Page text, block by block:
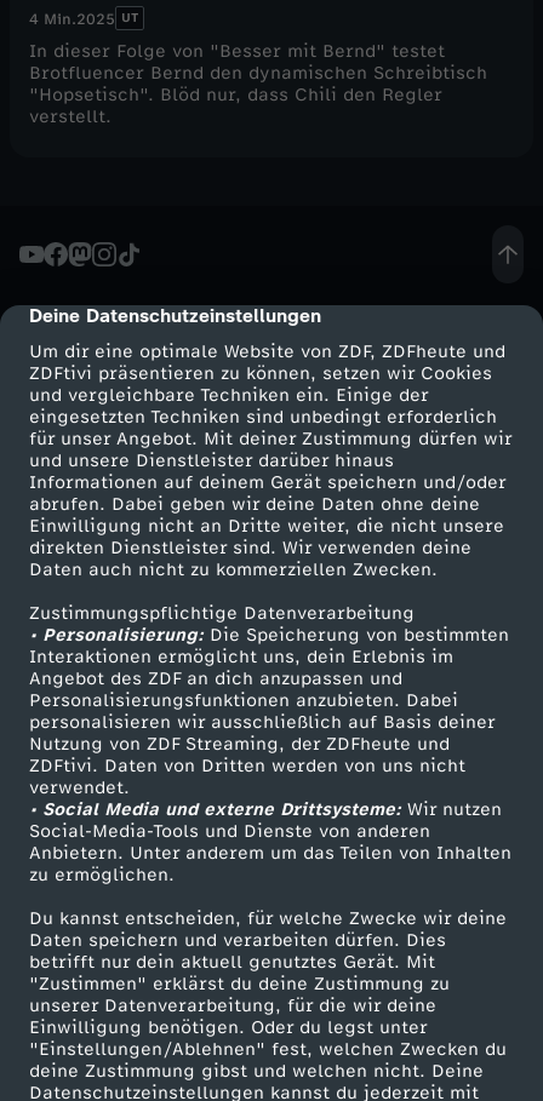
cmp-dialog-description
Deine Datenschutzeinstellungen
Um dir eine optimale Website von ZDF, ZDFheute und
ZDFtivi präsentieren zu können, setzen wir Cookies
und vergleichbare Techniken ein. Einige der
eingesetzten Techniken sind unbedingt erforderlich
für unser Angebot. Mit deiner Zustimmung dürfen wir
und unsere Dienstleister darüber hinaus
Informationen auf deinem Gerät speichern und/oder
abrufen. Dabei geben wir deine Daten ohne deine
Einwilligung nicht an Dritte weiter, die nicht unsere
direkten Dienstleister sind. Wir verwenden deine
Daten auch nicht zu kommerziellen Zwecken.
Zustimmungspflichtige Datenverarbeitung
• Personalisierung:Die Speicherung von bestimmten
Interaktionen ermöglicht uns, dein Erlebnis im
Angebot des ZDF an dich anzupassen und
Personalisierungsfunktionen anzubieten. Dabei
personalisieren wir ausschließlich auf Basis deiner
Nutzung von ZDF Streaming, der ZDFheute und
ZDFtivi. Daten von Dritten werden von uns nicht
verwendet.
• Social Media und externe Drittsysteme:Wir nutzen
Social-Media-Tools und Dienste von anderen
Anbietern. Unter anderem um das Teilen von Inhalten
zu ermöglichen.
Du kannst entscheiden, für welche Zwecke wir deine
Daten speichern und verarbeiten dürfen. Dies
betrifft nur dein aktuell genutztes Gerät. Mit
"Zustimmen" erklärst du deine Zustimmung zu
unserer Datenverarbeitung, für die wir deine
Einwilligung benötigen. Oder du legst unter
"Einstellungen/Ablehnen" fest, welchen Zwecken du
deine Zustimmung gibst und welchen nicht. Deine
Datenschutzeinstellungen kannst du jederzeit mit
4 Min.2025 UT
In dieser Folge von "Besser mit Bernd" testet
Brotfluencer Bernd den dynamischen Schreibtisch
"Hopsetisch". Blöd nur, dass Chili den Regler
verstellt.
Mehr ZDF
ZDF-Apps
Smart TV
ZDFtext
Livestreams
Sendungen A-Z
TV-Programm
Service
ZDFmitreden
Kontakt zum ZDF
Tickets
Zuschauerservice
Hilfe
ZDF Unternehmen
Karriere
ZDF goes Schule
Werbefernsehen
Mainzelmännchen